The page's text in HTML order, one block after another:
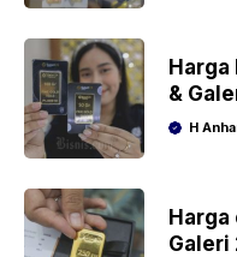
&
H
Harga
Galeri